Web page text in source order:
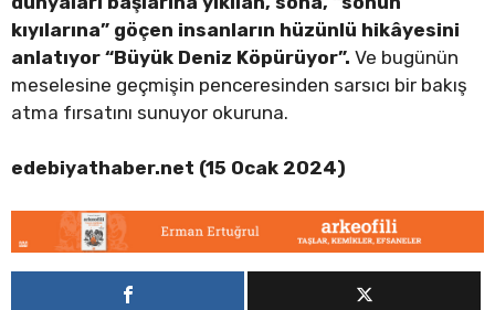
kıyılarına” göçen insanların hüzünlü hikâyesini
anlatıyor “Büyük Deniz Köpürüyor”. Ve bugünün
meselesine geçmişin penceresinden sarsıcı bir bakış
atma fırsatını sunuyor okuruna.
edebiyathaber.net (15 Ocak 2024)